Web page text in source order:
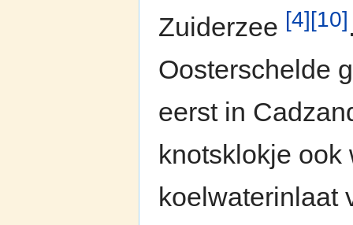
Zuiderzee [4][10]
Oosterschelde
eerst in
knotsklokje
koelwaterinlaat